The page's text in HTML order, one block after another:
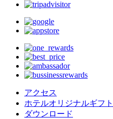
アクセス
ホテルオリジナルギフト
ダウンロード